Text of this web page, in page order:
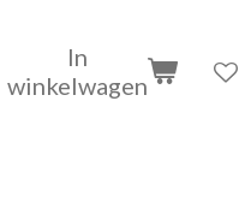
In
winkelwagen